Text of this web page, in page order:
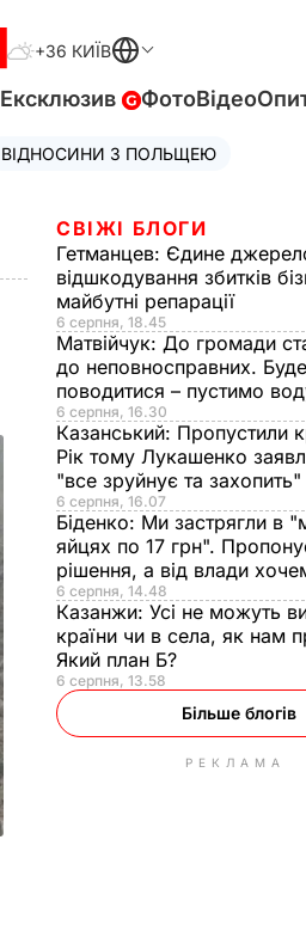
+36 КИЇВ
Ексклюзив ФотоВідео
ВІДНОСИНИ З ПОЛЬЩЕЮ
СВІЖІ БЛОГИ
Гетманцев: Єдине
відшкодування збитків
майбутні репарації
6 серпня, 18.45
Матвійчук: До громади
до неповносправних.
поводитися – пустимо
6 серпня, 16.30
Казанський: Пропустили
Рік тому Лукашенко
"все зруйнує та захопить"
6 серпня, 16.07
Біденко: Ми застрягли в
яйцях по 17 грн".
рішення, а від влади
6 серпня, 14.48
Казанжи: Усі не можуть
країни чи в села, як нам
Який план Б?
6 серпня, 13.58
Більше блогів
РЕКЛАМА